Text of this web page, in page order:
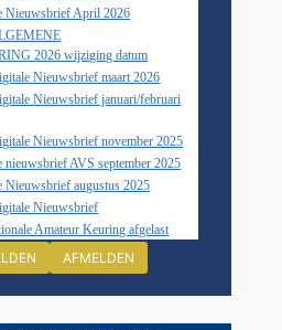
Nieuwsbrief April 2026
2026 wijziging datum
Nieuwsbrief maart 2026
Nieuwsbrief januari/februari
Nieuwsbrief november 2025
nieuwsbrief AVS september 2025
Nieuwsbrief augustus 2025
Nieuwsbrief
Amateur Keuring afgelast
AFMELDEN